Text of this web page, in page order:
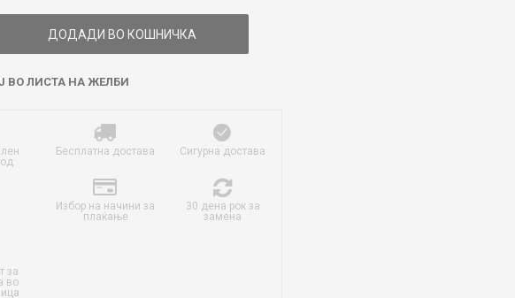
ДОДАДИ ВО КОШНИЧКА
ВО ЛИСТА НА ЖЕЛБИ
Бесплатна достава Сигурна достава
Избор на начини за
плаќање
30 дена рок за
замена
за
во